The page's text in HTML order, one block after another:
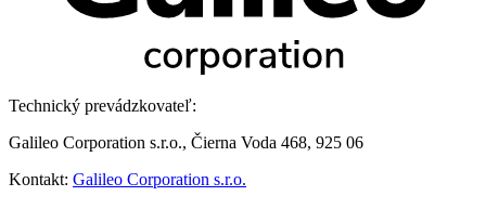
Technický prevádzkovateľ:
Galileo Corporation s.r.o., Čierna Voda 468, 925 06
Kontakt: Galileo Corporation s.r.o.